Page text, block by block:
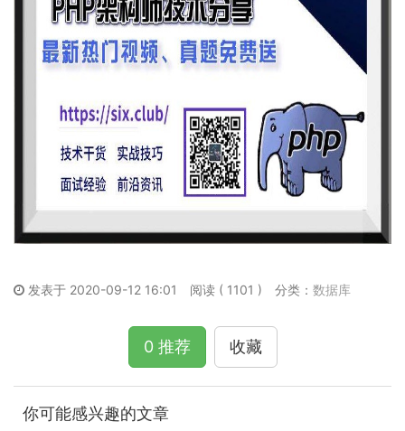
发表于 2020-09-12 16:01 阅读 ( 1101 ) 分类： 数据库
0 推荐 收藏
你可能感兴趣的文章